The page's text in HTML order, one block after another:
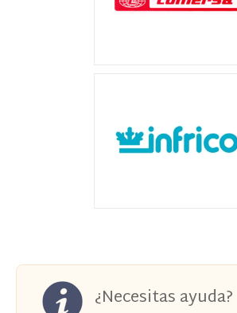
¿Necesitas ayuda?